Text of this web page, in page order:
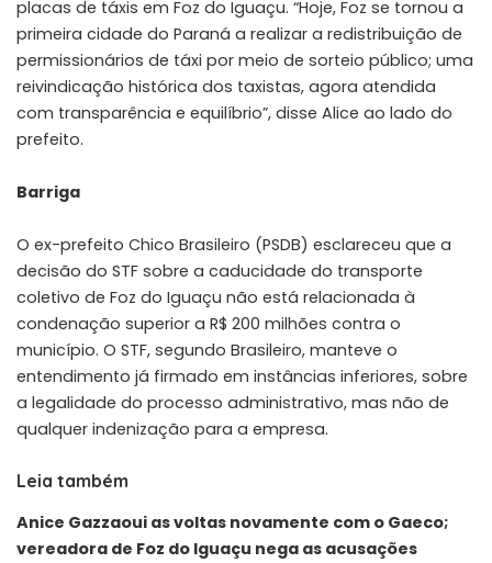
placas de táxis em Foz do Iguaçu. “Hoje, Foz se tornou a
primeira cidade do Paraná a realizar a redistribuição de
permissionários de táxi por meio de sorteio público; uma
reivindicação histórica dos taxistas, agora atendida
com transparência e equilíbrio”, disse Alice ao lado do
prefeito.
Barriga
O ex-prefeito Chico Brasileiro (PSDB) esclareceu que a
decisão do STF sobre a caducidade do transporte
coletivo de Foz do Iguaçu não está relacionada à
condenação superior a R$ 200 milhões contra o
município. O STF, segundo Brasileiro, manteve o
entendimento já firmado em instâncias inferiores, sobre
a legalidade do processo administrativo, mas não de
qualquer indenização para a empresa.
Leia também
Anice Gazzaoui as voltas novamente com o Gaeco;
vereadora de Foz do Iguaçu nega as acusações